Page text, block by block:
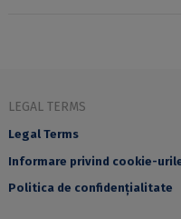
LEGAL TERMS
Legal Terms
Informare privind cookie-
Politica de confidențialitate